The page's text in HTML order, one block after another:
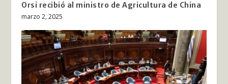
Orsi recibió al ministro de Agricultura de China
marzo 2, 2025